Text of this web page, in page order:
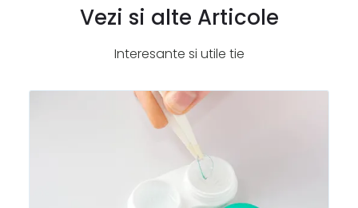
Vezi si alte Articole
Interesante si utile tie